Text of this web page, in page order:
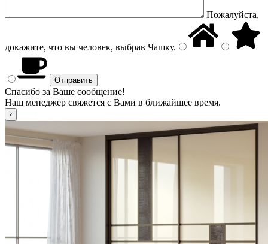
Пожалуйста,
докажите, что вы человек, выбрав Чашку.
Спасибо за Ваше сообщение!
Наш менеджер свяжется с Вами в ближайшее время.